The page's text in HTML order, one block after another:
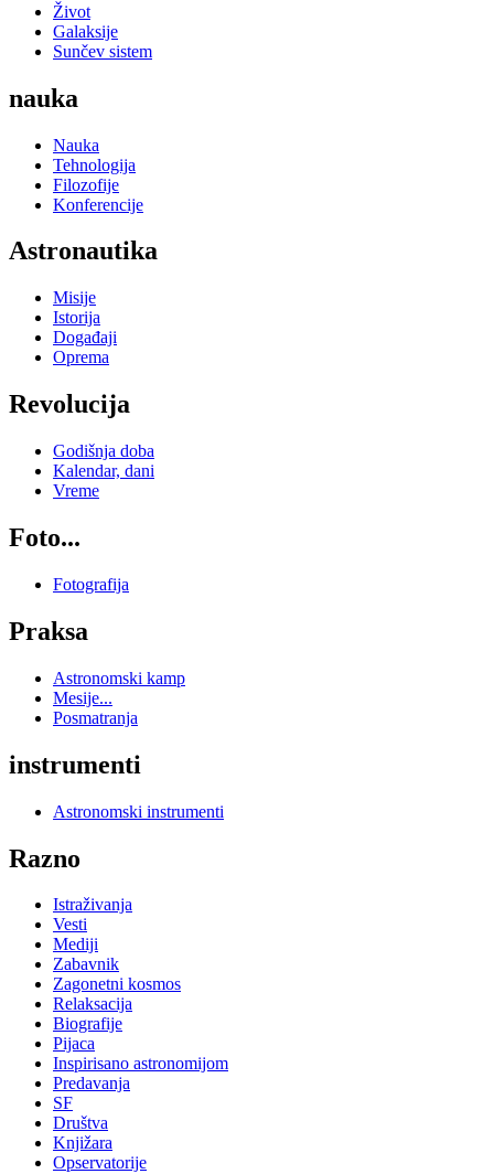
Život
Galaksije
Sunčev sistem
nauka
Nauka
Tehnologija
Filozofije
Konferencije
Astronautika
Misije
Istorija
Događaji
Oprema
Revolucija
Godišnja doba
Kalendar, dani
Vreme
Foto...
Fotografija
Praksa
Astronomski kamp
Mesije...
Posmatranja
instrumenti
Astronomski instrumenti
Razno
Istraživanja
Vesti
Mediji
Zabavnik
Zagonetni kosmos
Relaksacija
Biografije
Pijaca
Inspirisano astronomijom
Predavanja
SF
Društva
Knjižara
Opservatorije